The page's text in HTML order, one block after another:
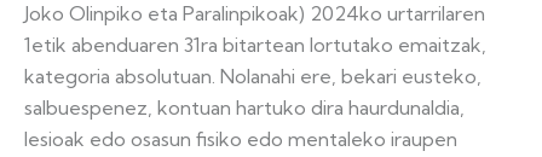
Joko Olinpiko eta Paralinpikoak) 2024ko urtarrilaren
1etik abenduaren 31ra bitartean lortutako emaitzak,
kategoria absolutuan. Nolanahi ere, bekari eusteko,
salbuespenez, kontuan hartuko dira haurdunaldia,
lesioak edo osasun fisiko edo mentaleko iraupen